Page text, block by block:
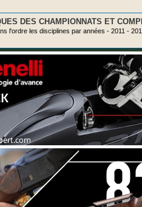
DES CHAMPIONNATS ET
l'ordre les disciplines par années - 2011 -